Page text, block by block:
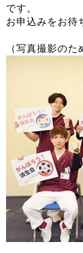
です。
お申込みをお待
（写真撮影のた